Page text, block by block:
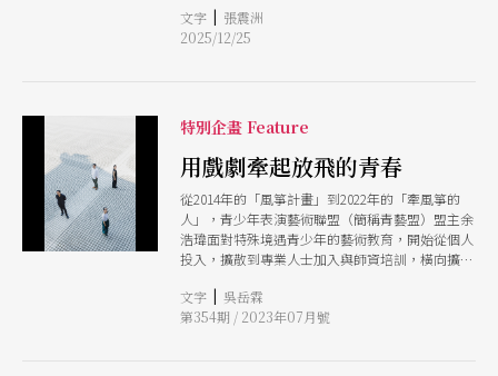
州出席，並宣告2026年1月於臺北表演藝術中心大
劇院的20周年特別演出正式啟售。
文字 | 張震洲
2025/12/25
特別企畫 Feature
用戲劇牽起放飛的青春
從2014年的「風箏計畫」到2022年的「牽風箏的
人」，青少年表演藝術聯盟（簡稱青藝盟）盟主余
浩瑋面對特殊境遇青少年的藝術教育，開始從個人
投入，擴散到專業人士加入與師資培訓，橫向擴展
向擴展：從「自我表達」開始的訓練 2017年，余
浩瑋將這類藝術教育從「安置機構」轉到「中介教
文字 | 吳岳霖
第354期 / 2023年07月號